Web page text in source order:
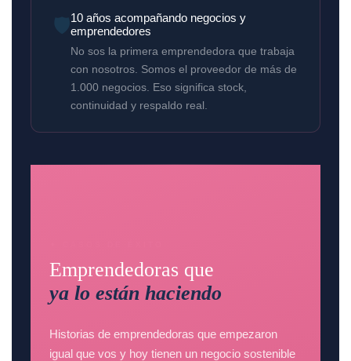
🛡️10 años acompañando negocios y
emprendedores
No sos la primera emprendedora que trabaja
con nosotros. Somos el proveedor de más de
1.000 negocios. Eso significa stock,
continuidad y respaldo real.
Emprendedoras que
ya lo están haciendo
Historias de emprendedoras que empezaron
igual que vos y hoy tienen un negocio sostenible